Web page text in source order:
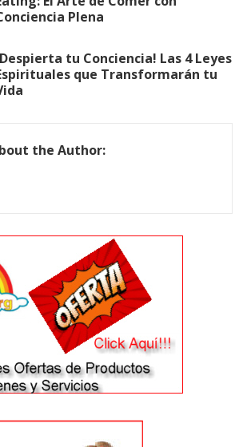
Plena
tu Conciencia! Las 4 Leyes
que Transformarán tu
the Author: